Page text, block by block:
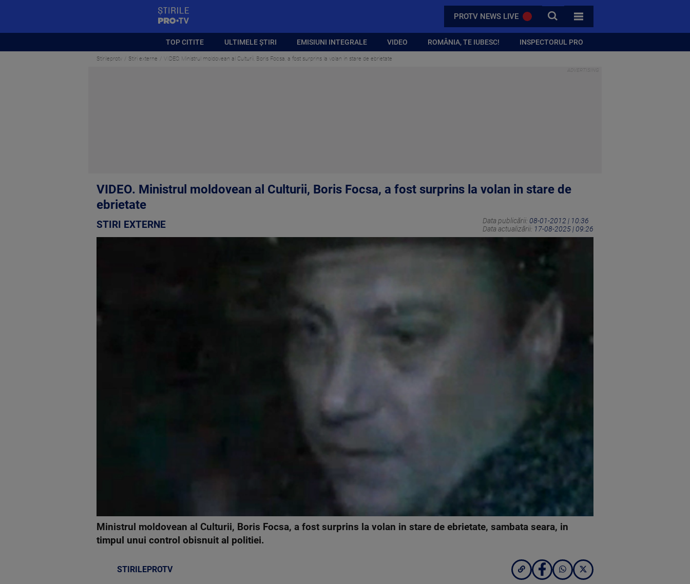
PROTV NEWS LIVE CAUTA
TOATE CATEGORIILE
TOP CITITE ULTIMELE ȘTIRI EMISIUNI INTEGRALE VIDEO ROMÂNIA, TE IUBESC! INSPECTORUL PRO
Stirileprotv Stiri externe VIDEO. Ministrul moldovean al Culturii, Boris Focsa, a fost surprins la volan in stare de ebrietate
VIDEO. Ministrul moldovean al Culturii, Boris Focsa, a fost surprins la volan in stare de
ebrietate
STIRI EXTERNE Data publicării: 08-01-2012 | 10:36
Data actualizării: 17-08-2025 | 09:26
Ministrul moldovean al Culturii, Boris Focsa, a fost surprins la volan in stare de ebrietate, sambata seara, in
timpul unui control obisnuit al politiei.
STIRILEPROTV